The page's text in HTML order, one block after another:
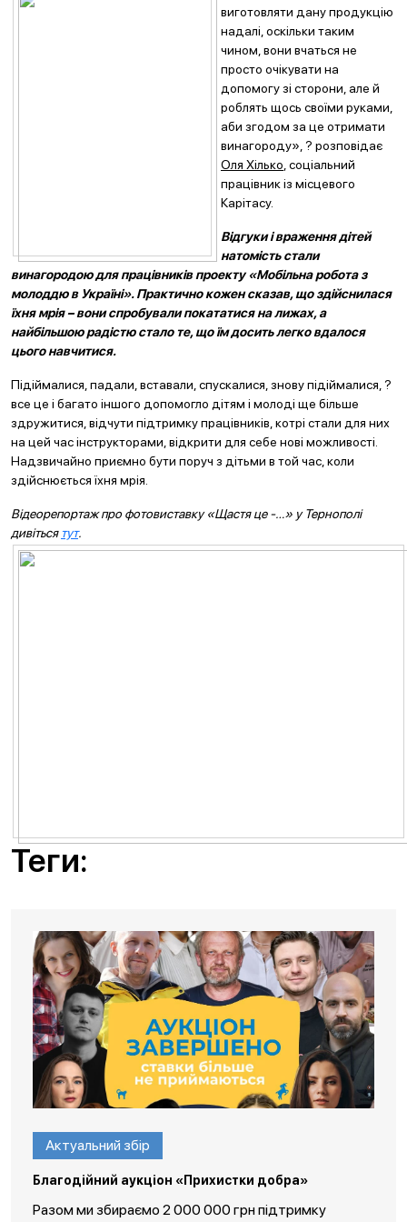
виготовляти дану продукцію
надалі, оскільки таким
чином, вони вчаться не
просто очікувати на
допомогу зі сторони, але й
роблять щось своїми руками,
аби згодом за це отримати
винагороду», ? розповідає
Оля Хілько , соціальний
працівник із місцевого
Карітасу.
Відгуки і враження дітей
натомість стали
винагородою для працівників проекту «Мобільна робота з
молоддю в Україні». Практично кожен сказав, що здійснилася
їхня мрія – вони спробували покататися на лижах, а
найбільшою радістю стало те, що їм досить легко вдалося
цього навчитися.
Підіймалися, падали, вставали, спускалися, знову підіймалися, ?
все це і багато іншого допомогло дітям і молоді ще більше
здружитися, відчути підтримку працівників, котрі стали для них
на цей час інструкторами, відкрити для себе нові можливості.
Надзвичайно приємно бути поруч з дітьми в той час, коли
здійснюється їхня мрія.
Відеорепортаж про фотовиставку «Щастя це -…» у Тернополі
дивіться тут.
Теги:
Актуальний збір
Благодійний аукціон «Прихистки добра»
Разом ми збираємо 2 000 000 грн підтримку